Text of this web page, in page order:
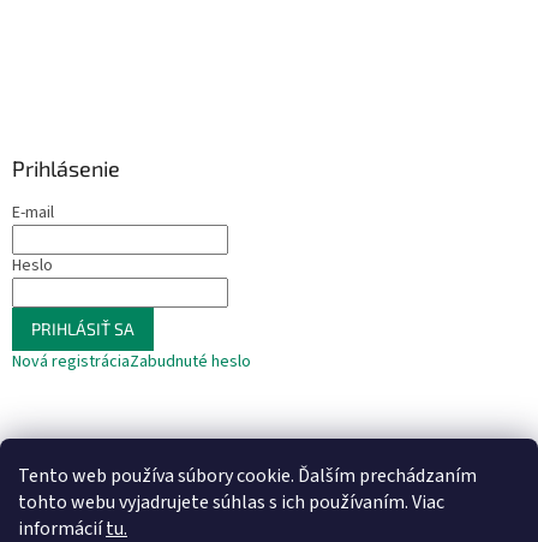
Tento web používa súbory cookie. Ďalším prechádzaním
tohto webu vyjadrujete súhlas s ich používaním. Viac
informáciítu.
Prihlásenie
E-mail
Heslo
PRIHLÁSIŤ SA
Nová registráciaZabudnuté heslo